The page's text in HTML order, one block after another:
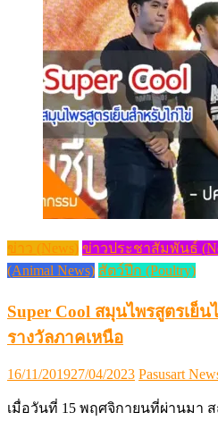
ข่าว (News) ข่าวประชาสัมพันธ์
(Animal News) สัตว์ปีก (Poultry)
Super Cool สมุนไพรสูตรเย็น
รางวัลภาคเหนือ
Posted
16/11/201927/04/2023 Author
Pasusart
เมื่อวันที่ 15 พฤศจิกายนที่ผ่านมา